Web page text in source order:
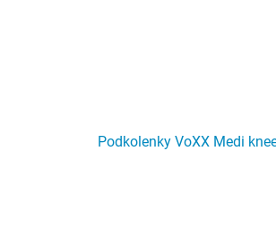
Podkolenky VoXX Medi